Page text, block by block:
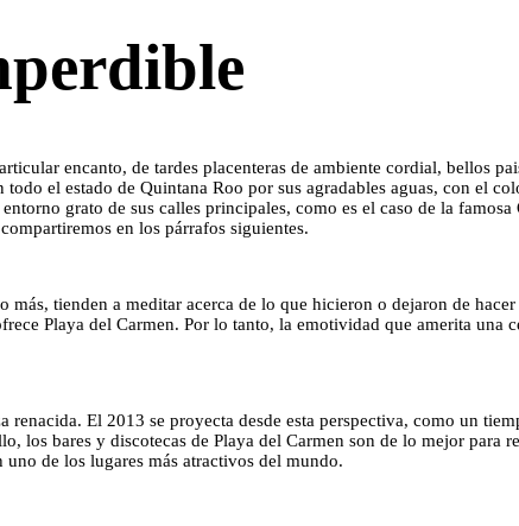
encanto, de tardes placenteras de ambiente cordial, bellos
el estado de Quintana Roo por sus agradables aguas, con el
grato de sus calles principales, como es el caso de la famosa
en los párrafos siguientes.
tienden a meditar acerca de lo que hicieron o dejaron de
Playa del Carmen. Por lo tanto, la emotividad que amerita una
El 2013 se proyecta desde esta perspectiva, como un
los bares y discotecas de Playa del Carmen son de lo mejor para
de los lugares más atractivos del mundo.